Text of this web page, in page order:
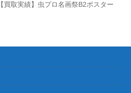
【買取実績】虫プロ名画祭B2ポスター